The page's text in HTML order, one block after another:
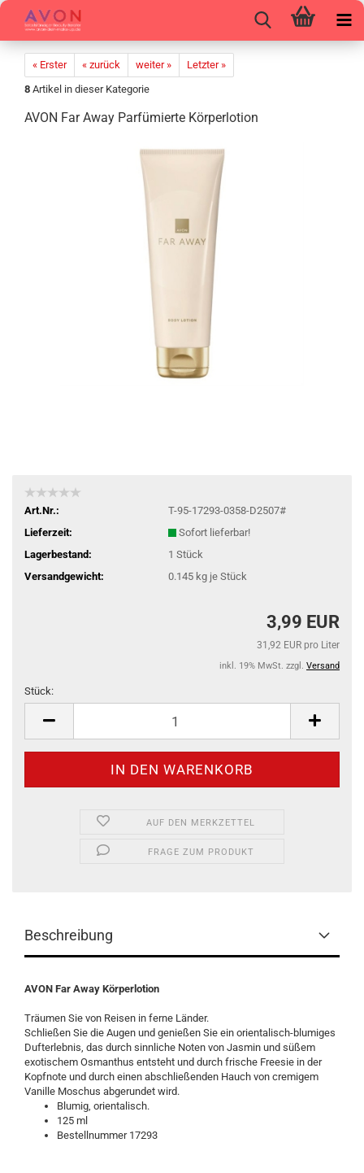
« Erster « zurück weiter »
Letzter »
8 Artikel in dieser Kategorie
AVON Far Away Par­fü­mier­te Kör­per­lo­tion
Art.Nr.:
T-95-17293-0358-D2507#
Lieferzeit:
Sofort lieferbar!
Lagerbestand:
1 Stück
Versandgewicht:
0.145kg je Stück
3,99 EUR
31,92 EUR pro Liter
inkl. 19% MwSt. zzgl. Versand
Stück:
AUF DEN MERKZETTEL
FRAGE ZUM PRODUKT
Beschreibung
AVON Far Away Körperlotion
Träumen Sie von Reisen in ferne Länder.
Schließen Sie die Augen und genießen Sie ein orientalisch-blumiges
Dufterlebnis, das durch sinnliche Noten von Jasmin und süßem
exotischem Osmanthus entsteht und durch frische Freesie in der
Kopfnote und durch einen abschließenden Hauch von cremigem
Vanille Moschus abgerundet wird.
Blumig, orientalisch.
125 ml
Bestellnummer 17293